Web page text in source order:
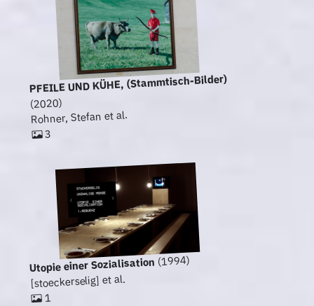
PFEILE UND KÜHE, (Stammtisch-Bilder)
(2020)
Rohner, Stefan et al.
3
Utopie einer Sozialisation (1994)
[stoeckerselig] et al.
1